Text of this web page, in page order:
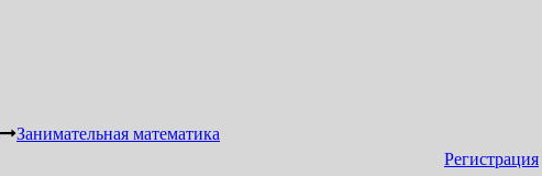
Занимательная математика
Регистрация